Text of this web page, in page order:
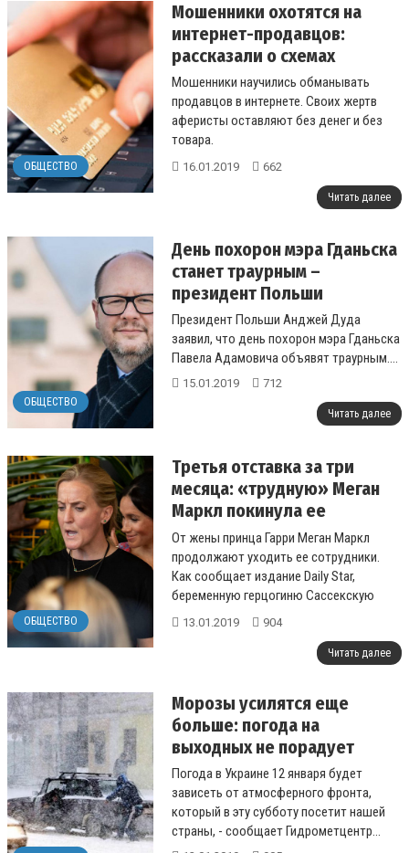
ОБЩЕСТВО
Мошенники охотятся на
интернет-продавцов:
рассказали о схемах
Мошенники научились обманывать
продавцов в интернете. Своих жертв
аферисты оставляют без денег и без
товара.
... 16.01.2019 662
Читать далее
ОБЩЕСТВО
День похорон мэра Гданьска
станет траурным –
президент Польши
Президент Польши Анджей Дуда
заявил, что день похорон мэра Гданьска
Павела Адамовича объявят траурным....
15.01.2019 712
Читать далее
ОБЩЕСТВО
Третья отставка за три
месяца: «трудную» Меган
Маркл покинула ее
телохранительница
От жены принца Гарри Меган Маркл
продолжают уходить ее сотрудники.
Как сообщает издание Daily Star,
беременную герцогиню Сассекскую
покинула ее телохранительница,
13.01.2019 904
Читать далее
Морозы усилятся еще
больше: погода на
выходных не порадует
Погода в Украине 12 января будет
зависеть от атмосферного фронта,
который в эту субботу посетит нашей
страны, - сообщает Гидрометцентр...